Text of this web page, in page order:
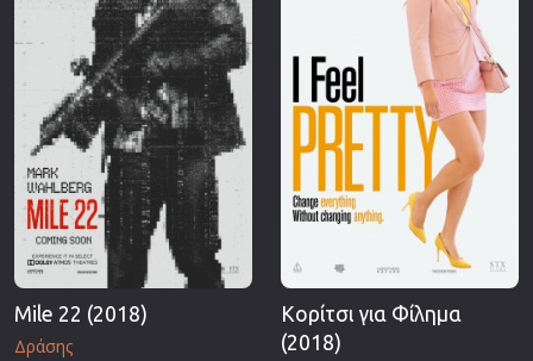
Mile 22 (2018)
Δράσης
Κορίτσι για Φίλημα
(2018)